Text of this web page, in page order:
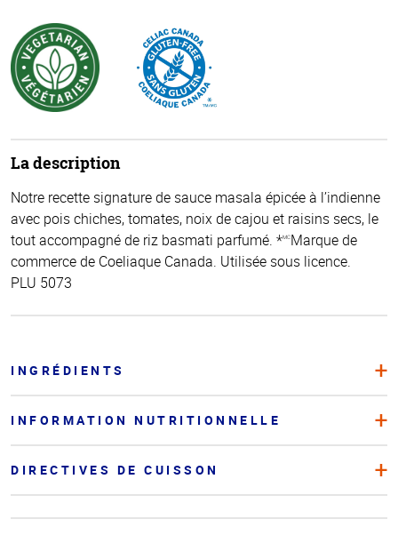
La description
Notre recette signature de sauce masala épicée à l’indienne
avec pois chiches, tomates, noix de cajou et raisins secs, le
tout accompagné de riz basmati parfumé. *MCMarque de
commerce de Coeliaque Canada. Utilisée sous licence.
PLU 5073
INGRÉDIENTS
INFORMATION NUTRITIONNELLE
DIRECTIVES DE CUISSON